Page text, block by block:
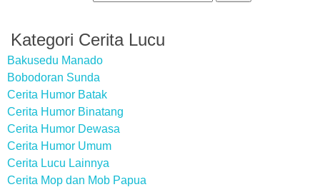
Kategori Cerita Lucu
Bakusedu Manado
Bobodoran Sunda
Cerita Humor Batak
Cerita Humor Binatang
Cerita Humor Dewasa
Cerita Humor Umum
Cerita Lucu Lainnya
Cerita Mop dan Mob Papua